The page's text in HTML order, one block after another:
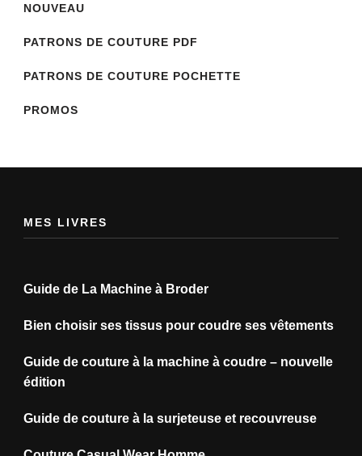
NOUVEAU
PATRONS DE COUTURE PDF
PATRONS DE COUTURE POCHETTE
PROMOS
MES LIVRES
Guide de La Machine à Broder
Bien choisir ses tissus pour coudre ses vêtements
Guide de couture à la machine à coudre – nouvelle
édition
Guide de couture à la surjeteuse et recouvreuse